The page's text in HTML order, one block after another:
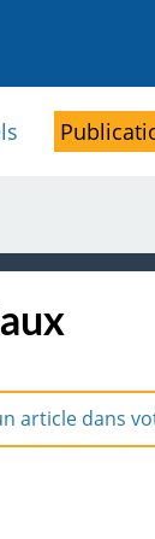
article dans